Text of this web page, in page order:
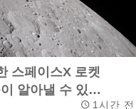
스페이스X 로켓
알아낼 수 있…
1시간 전